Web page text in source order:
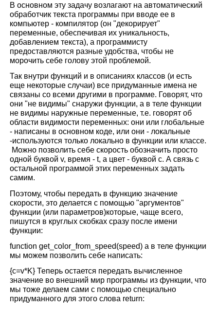
В основном эту задачу возлагают на автоматический
обработчик текста программы при вводе ее в
компьютер - компилятор (он "декорирует"
переменные, обеспечивая их уникальность,
добавлением текста), а программисту
предоставляются разные удобства, чтобы не
морочить себе голову этой проблемой.
Так внутри функций и в описаниях классов (и есть
еще некоторые случаи) все придуманные имена не
связаны со всеми другими в программе. Говорят, что
они "не видимы" снаружи функции, а в теле функции
не видимы наружные переменные, т.е. говорят об
области видимости переменных: они или глобальные
- написаны в основном коде, или они - локальные
-используются только локально в функции или классе.
Можно позволить себе скорость обозначить просто
одной буквой v, время - t, а цвет - буквой c. А связь с
остальной программой этих переменных задать
самим.
Поэтому, чтобы передать в функцию значение
скорости, это делается с помощью "аргументов"
функции (или параметров)которые, чаще всего,
пишутся в круглых скобках сразу после имени
функции:
function get_ color from speed(speed) а в теле функции
мы можем позволить себе написать:
{c=v*K} Теперь остается передать вычисленное
значение во внешний мир программы из функции, что
мы тоже делаем сами с помощью специально
придуманного для этого слова return: